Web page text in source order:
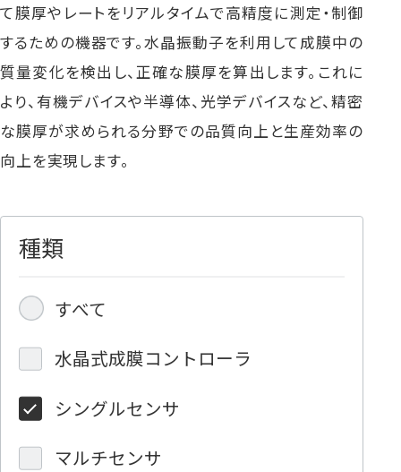
て膜厚やレートをリアルタイムで高精度に測定・制御
するための機器です。水晶振動子を利用して成膜中の
質量変化を検出し、正確な膜厚を算出します。これに
より、有機デバイスや半導体、光学デバイスなど、精密
な膜厚が求められる分野での品質向上と生産効率の
向上を実現します。
種類
すべて
水晶式成膜コントローラ
シングルセンサ
マルチセンサ